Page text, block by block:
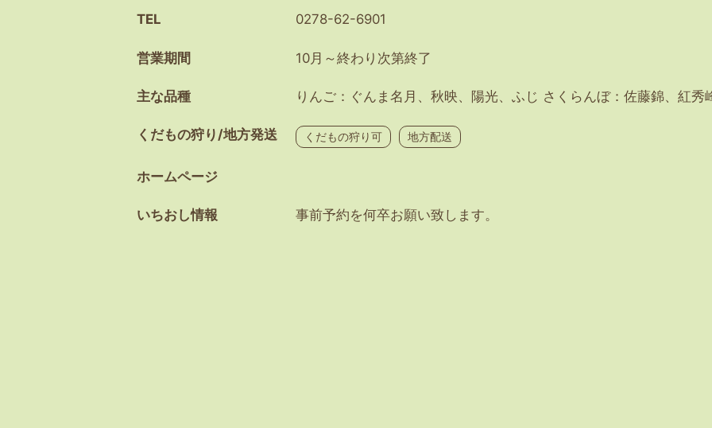
TEL 0278-62-6901
営業期間 10月～終わり次第終了
主な品種 りんご：ぐんま名月、秋映、陽光、ふじ さくらんぼ：佐藤錦、紅秀
くだもの狩り/地方発送 くだもの狩り可 地方配送
ホームページ
いちおし情報 事前予約を何卒お願い致します。